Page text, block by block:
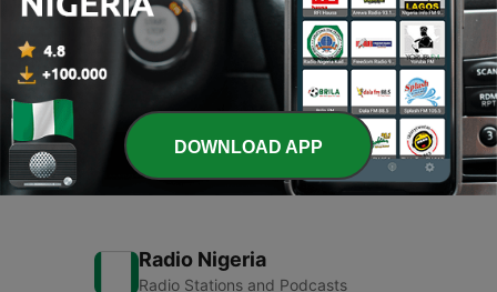
2 - حي الشيخ جراح
10 May 2021
1 - تسجيل حاسوب بالاعلام
17 Apr 2021
Radio Nigeria
Radio Stations and Podcasts
DOWNLOAD APP